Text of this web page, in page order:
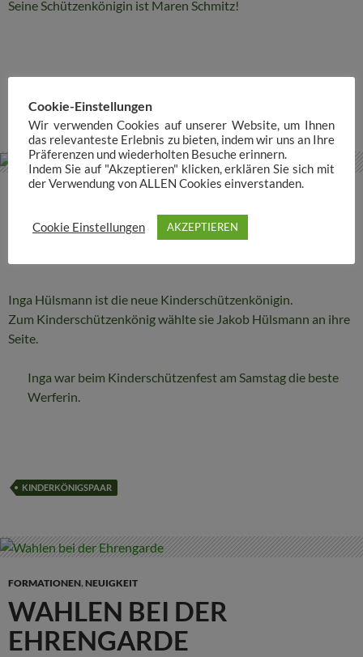
Seine Schützenkönigin ist Maren Schmitz!
SCHÜTZENFEST SCHÜTZENKÖNIG
KINDERKÖNIGSPAAR 2024
Inga Hülsmann ist die neue Kinderschützenkönigin.
Zum Kinderschützenkönig wählte sie Jakob Hülsmann an ihre
Seite.
Inga war beim Kinderschützenfest am Samstag die beste
Werferin.
KINDERKÖNIGSPAAR
FORMATIONEN, NEUIGKEIT
WAHLEN BEI DER
EHRENGARDE
Cookie-Einstellungen
Wir verwenden Cookies auf unserer Website, um Ihnen
das relevanteste Erlebnis zu bieten, indem wir uns an Ihre
Präferenzen und wiederholten Besuche erinnern.
Indem Sie auf "Akzeptieren" klicken, erklären Sie sich mit
der Verwendung von ALLEN Cookies einverstanden.
Cookie Einstellungen AKZEPTIEREN